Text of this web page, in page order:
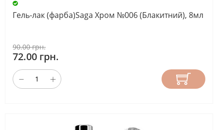
Гель-лак (фарба)Saga Хром №006 (Блакитний), 8мл
90.00 грн.
72.00 грн.